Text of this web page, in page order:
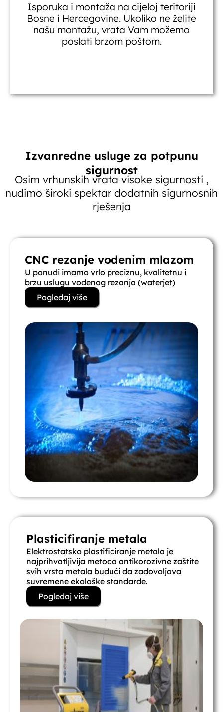
Isporuka i montaža na cijeloj teritoriji
Bosne i Hercegovine. Ukoliko ne želite
našu montažu, vrata Vam možemo
poslati brzom poštom.
Izvanredne usluge za potpunu
sigurnost
Osim vrhunskih vrata visoke sigurnosti ,
nudimo široki spektar dodatnih sigurnosnih
rješenja
CNC rezanje vodenim mlazom
U ponudi imamo vrlo preciznu, kvalitetnu i
brzu uslugu vodenog rezanja (waterjet)
Pogledaj više
Plasticifiranje metala
Elektrostatsko plastificiranje metala je
najprihvatljivija metoda antikorozivne zaštite
svih vrsta metala budući da zadovoljava
suvremene ekološke standarde.
Pogledaj više